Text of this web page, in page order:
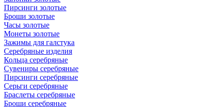
Пирсинги золотые
Броши золотые
Часы золотые
Монеты золотые
Зажимы для галстука
Серебряные изделия
Кольца серебряные
Сувениры серебряные
Пирсинги серебряные
Серьги серебряные
Браслеты серебряные
Броши серебряные